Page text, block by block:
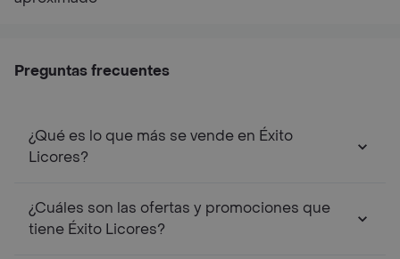
Preguntas frecuentes
¿Qué es lo que más se vende en Éxito
Licores?
¿Cuáles son las ofertas y promociones que
tiene Éxito Licores?